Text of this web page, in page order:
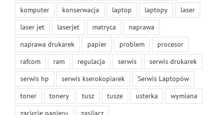
komputer
konserwacja laptop laptopy
laser
laser jet
laserjet matryca
naprawa
naprawa drukarek
papier problem
procesor
rafcom
ram regulacja serwis
serwis drukarek
serwis hp
serwis kserokopiarek
Serwis Laptopów
toner
tonery tusz tusze usterka
wymiana
zacięcie papieru
zasilacz